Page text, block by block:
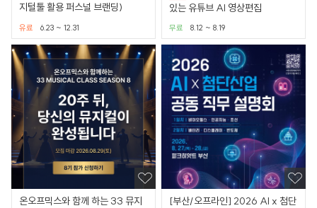
지털툴 활용 퍼스널 브랜딩)
6.23 ~ 12.31
유료
있는 유튜브 AI 영상편집
8.12 ~ 8.19
무료
온오프믹스와 함께 하는 33 뮤지
[부산/오프라인] 2026 AI x 첨단